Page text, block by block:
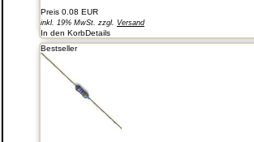
Preis 0.08 EUR
inkl. 19% MwSt. zzgl. Versand
In den KorbDetails
Bestseller